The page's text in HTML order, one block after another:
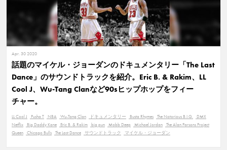
Apr. 30 2020
話題のマイケル・ジョーダンのドキュメンタリー「The Last
Dance」のサウンドトラックを紹介。Eric B. & Rakim、LL
Cool J、Wu-Tang Clanなど90sヒップホップをフィー
チャー。
LL Cool J Pusha T NBA Wu-Tang Clan ドキュメンタリー Busta Rhymes The Notorious B.I.G.
DMX
Netflix
Big Daddy Kane Eric B. & Rakim big pun Mobb Deep Michael Jordan The Alan Parsons Project
Queen Chicago Bulls The Last Dance サウンドトラック マイケル・ジョーダン